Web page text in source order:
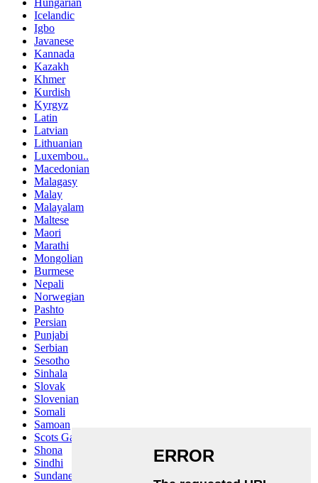
Hungarian
Icelandic
Igbo
Javanese
Kannada
Kazakh
Khmer
Kurdish
Kyrgyz
Latin
Latvian
Lithuanian
Luxembou..
Macedonian
Malagasy
Malay
Malayalam
Maltese
Maori
Marathi
Mongolian
Burmese
Nepali
Norwegian
Pashto
Persian
Punjabi
Serbian
Sesotho
Sinhala
Slovak
Slovenian
Somali
Samoan
Scots Gaelic
Shona
Sindhi
Sundanese